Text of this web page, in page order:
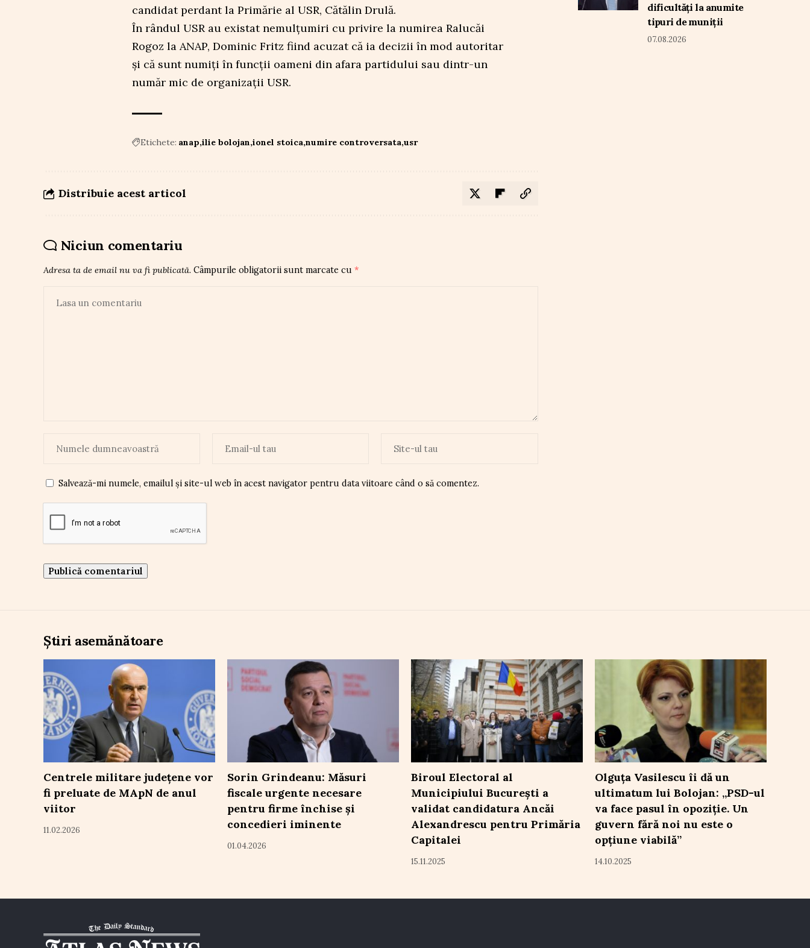
candidat perdant la Primărie al USR, Cătălin Drulă.
În rândul USR au existat nemulțumiri cu privire la numirea Ralucăi
Rogoz la ANAP, Dominic Fritz fiind acuzat că ia decizii în mod autoritar
și că sunt numiți în funcții oameni din afara partidului sau dintr-un
număr mic de organizații USR.
Etichete: anap ilie bolojan ionel stoica numire controversata usr
Distribuie acest articol
Niciun comentariu
Adresa ta de email nu va fi publicată. Câmpurile obligatorii sunt marcate cu *
Salvează-mi numele, emailul și site-ul web în acest navigator pentru data viitoare când o să comentez.
dificultăți la anumite
tipuri de muniții
07.08.2026
Știri asemănătoare
Centrele militare județene vor
fi preluate de MApN de anul
viitor
11.02.2026
Sorin Grindeanu: Măsuri
fiscale urgente necesare
pentru firme închise și
concedieri iminente
01.04.2026
Biroul Electoral al
Municipiului București a
validat candidatura Ancăi
Alexandrescu pentru Primăria
Capitalei
15.11.2025
Olguța Vasilescu îi dă un
ultimatum lui Bolojan: „PSD-ul
va face pasul în opoziție. Un
guvern fără noi nu este o
opțiune viabilă”
14.10.2025